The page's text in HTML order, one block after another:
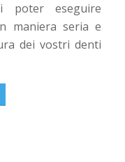
poter eseguire
maniera seria e
dei vostri denti